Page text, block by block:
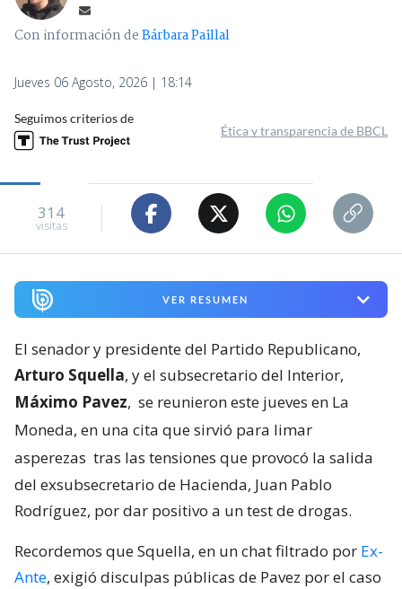
Con información deBárbara Paillal
Jueves 06 Agosto, 2026 | 18:14
Seguimos criterios de
Ética y transparencia de BBCL
314
visitas
VER RESUMEN
El senador y presidente del Partido Republicano,
Arturo Squella, y el subsecretario del Interior,
Máximo Pavez, se reunieron este jueves en La
Moneda, en una cita que sirvió para limar
asperezas tras las tensiones que provocó la salida
del exsubsecretario de Hacienda, Juan Pablo
Rodríguez, por dar positivo a un test de drogas.
Recordemos que Squella, en un chat filtrado por Ex-
Ante, exigió disculpas públicas de Pavez por el caso